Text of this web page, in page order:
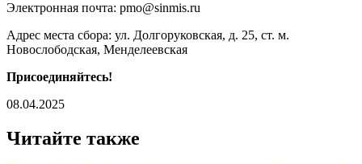
Электронная почта: pmo@sinmis.ru
Адрес места сбора: ул. Долгоруковская, д. 25, ст. м.
Новослободская, Менделеевская
Присоединяйтесь!
08.04.2025
Читайте также